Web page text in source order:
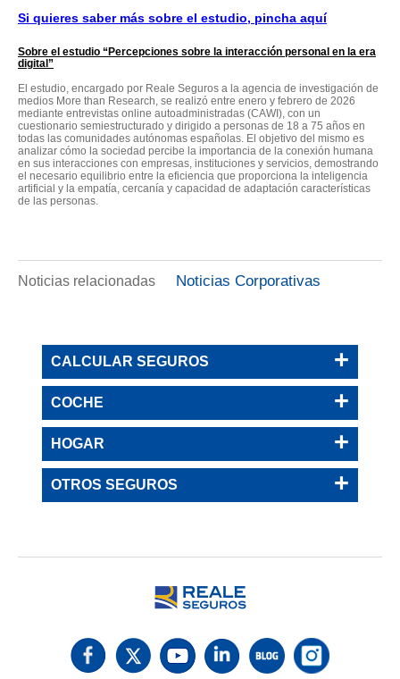
Si quieres saber más sobre el estudio, pincha aquí
Sobre el estudio “Percepciones sobre la interacción personal en la era
digital”
El estudio, encargado por Reale Seguros a la agencia de investigación de
medios More than Research, se realizó entre enero y febrero de 2026
mediante entrevistas online autoadministradas (CAWI), con un
cuestionario semiestructurado y dirigido a personas de 18 a 75 años en
todas las comunidades autónomas españolas. El objetivo del mismo es
analizar cómo la sociedad percibe la importancia de la conexión humana
en sus interacciones con empresas, instituciones y servicios, demostrando
el necesario equilibrio entre la eficiencia que proporciona la inteligencia
artificial y la empatía, cercanía y capacidad de adaptación características
de las personas.
Noticias relacionadas Noticias Corporativas
CALCULAR SEGUROS
COCHE
HOGAR
OTROS SEGUROS